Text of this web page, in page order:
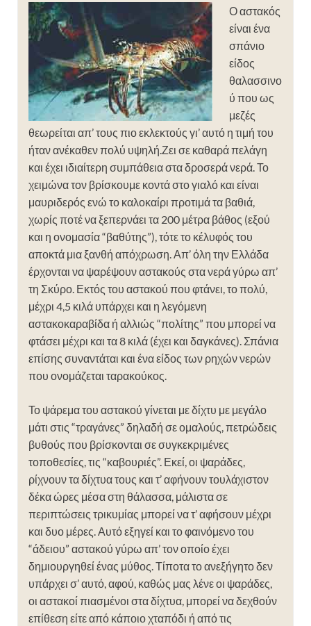
Ο αστακός
είναι ένα
σπάνιο
είδος
θαλασσινο
ύ που ως
μεζές
θεωρείται απ’ τους πιο εκλεκτούς γι’ αυτό η τιμή του
ήταν ανέκαθεν πολύ υψηλή.Ζει σε καθαρά πελάγη
και έχει ιδιαίτερη συμπάθεια στα δροσερά νερά. Το
χειμώνα τον βρίσκουμε κοντά στο γιαλό και είναι
μαυριδερός ενώ το καλοκαίρι προτιμά τα βαθιά,
χωρίς ποτέ να ξεπερνάει τα 200 μέτρα βάθος (εξού
και η ονομασία “βαθύτης”), τότε το κέλυφός του
αποκτά μια ξανθή απόχρωση. Απ’ όλη την Ελλάδα
έρχονται να ψαρέψουν αστακούς στα νερά γύρω απ’
τη Σκύρο. Εκτός του αστακού που φτάνει, το πολύ,
μέχρι 4,5 κιλά υπάρχει και η λεγόμενη
αστακοκαραβίδα ή αλλιώς “πολίτης” που μπορεί να
φτάσει μέχρι και τα 8 κιλά (έχει και δαγκάνες). Σπάνια
επίσης συναντάται και ένα είδος των ρηχών νερών
που ονομάζεται ταρακούκος.
Το ψάρεμα του αστακού γίνεται με δίχτυ με μεγάλο
μάτι στις “τραγάνες” δηλαδή σε ομαλούς, πετρώδεις
βυθούς που βρίσκονται σε συγκεκριμένες
τοποθεσίες, τις “καβουριές”. Εκεί, οι ψαράδες,
ρίχνουν τα δίχτυα τους και τ’ αφήνουν τουλάχιστον
δέκα ώρες μέσα στη θάλασσα, μάλιστα σε
περιπτώσεις τρικυμίας μπορεί να τ’ αφήσουν μέχρι
και δυο μέρες. Αυτό εξηγεί και το φαινόμενο του
“άδειου” αστακού γύρω απ’ τον οποίο έχει
δημιουργηθεί ένας μύθος. Τίποτα το ανεξήγητο δεν
υπάρχει σ’ αυτό, αφού, καθώς μας λένε οι ψαράδες,
οι αστακοί πιασμένοι στα δίχτυα, μπορεί να δεχθούν
επίθεση είτε από κάποιο χταπόδι ή από τις